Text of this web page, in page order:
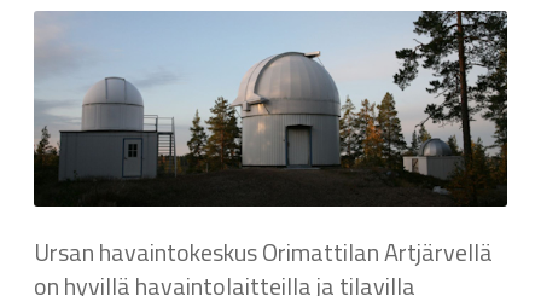
Ursan havaintokeskus Orimattilan Artjärvellä
on hyvillä havaintolaitteilla ja tilavilla